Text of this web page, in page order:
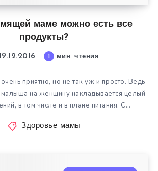
маме можно есть все
продукты?
19.12.2016 1 мин. чтения
приятно, но не так уж и просто. Ведь
на женщину накладывается целый
в том числе и в плане питания. С…
Здоровье мамы